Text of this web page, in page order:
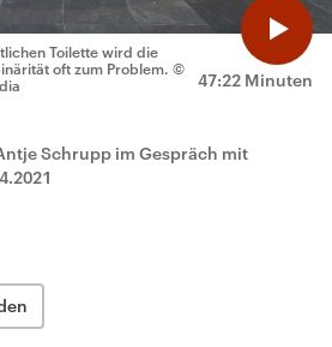
47:22 Minuten
Toilette wird die
oft zum Problem. ©
Schrupp im Gespräch mit